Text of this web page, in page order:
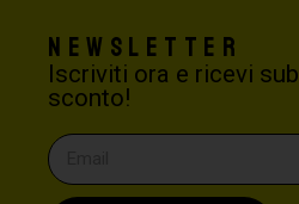
Newsletter
Iscriviti ora e ricevi
sconto!